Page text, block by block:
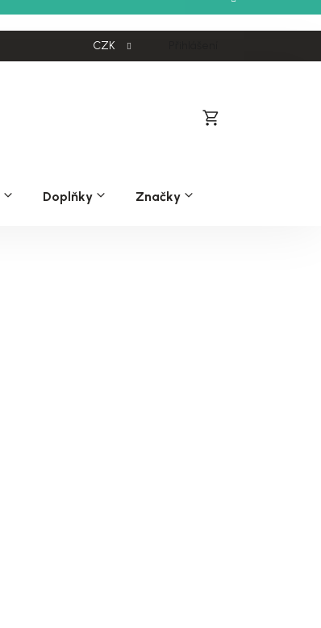
CZK
Nákupní
Doplňky Značky